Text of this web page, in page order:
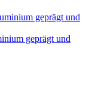
geprägt und